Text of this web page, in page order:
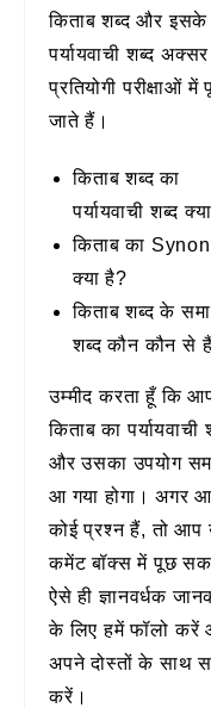
किताब शब्द और इसके
पर्यायवाची शब्द अक्सर
प्रतियोगी परीक्षाओं में
जाते हैं।
किताब शब्द का
पर्यायवाची शब्द
किताब का
क्या है?
किताब शब्द के
शब्द कौन कौन से
उम्मीद करता हूँ कि
किताब का पर्यायवाची
और उसका उपयोग
आ गया होगा। अगर
कोई प्रश्न हैं, तो आप
कमेंट बॉक्स में पूछ
ऐसे ही ज्ञानवर्धक
के लिए हमें फॉलो करें
अपने दोस्तों के साथ
करें।